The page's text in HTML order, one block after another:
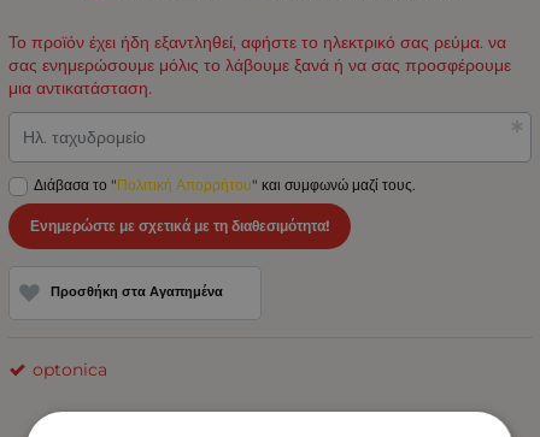
Το προϊόν έχει ήδη εξαντληθεί, αφήστε το ηλεκτρικό σας ρεύμα. να
σας ενημερώσουμε μόλις το λάβουμε ξανά ή να σας προσφέρουμε
μια αντικατάσταση.
Ηλ. ταχυδρομείο
Διάβασα το "Πολιτική Απορρήτου" και συμφωνώ μαζί τους.
Ενημερώστε με σχετικά με τη διαθεσιμότητα!
Προσθήκη στα Αγαπημένα
optonica